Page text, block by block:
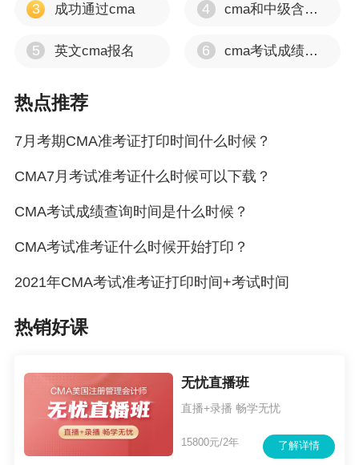
3 成功通过cma 4 cma和中级含金量
5 英文cma报名 6 cma考试成绩多久出
热点推荐
7月考期CMA准考证打印时间什么时候？
CMA7月考试准考证什么时候可以下载？
CMA考试成绩查询时间是什么时候？
CMA考试准考证什么时候开始打印？
2021年CMA考试准考证打印时间+考试时间
热销好课
无忧直播班
直播+录播 畅学无忧
了解详情
15800元/2年